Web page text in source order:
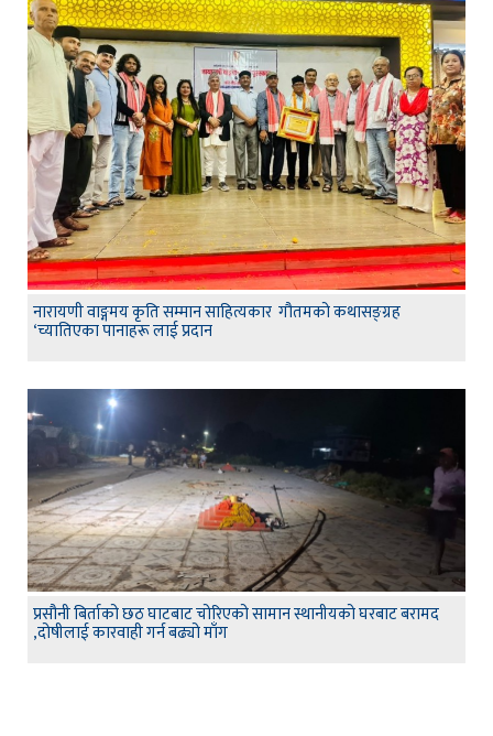
नारायणी वाङ्गमय कृति सम्मान साहित्यकार गौतमको कथासङ्ग्रह
‘च्यातिएका पानाहरू लाई प्रदान
प्रसौनी बिर्ताको छठ घाटबाट चोरिएको सामान स्थानीयको घरबाट बरामद
,दोषीलाई कारवाही गर्न बढ्यो माँग